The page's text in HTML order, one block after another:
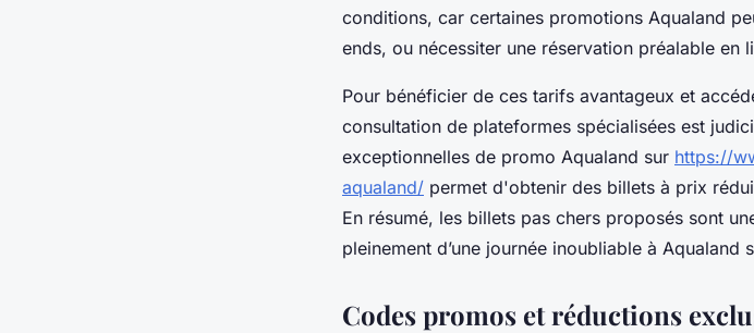
conditions, car certaines promotions Aqualand
ends, ou nécessiter une réservation préalable en
Pour bénéficier de ces tarifs avantageux et
consultation de plateformes spécialisées est
exceptionnelles de promo Aqualand sur https://
aqualand/ permet d'obtenir des billets à prix
En résumé, les billets pas chers proposés sont
pleinement d’une journée inoubliable à Aqualand
Codes promos et réductions